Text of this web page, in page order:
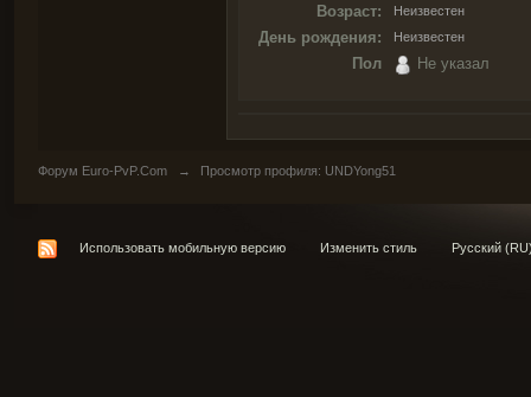
Возраст:
Неизвестен
День рождения: Неизвестен
Пол Не указал
Форум Euro-PvP.Com → Просмотр профиля: UNDYong51
Использовать мобильную версию Изменить стиль Русский